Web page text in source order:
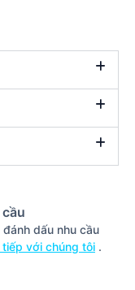
dấu nhu cầu
tiếp với chúng tôi .